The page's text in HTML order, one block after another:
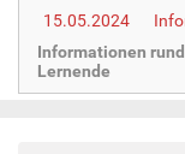
15.05.2024
Informationen
Lernende